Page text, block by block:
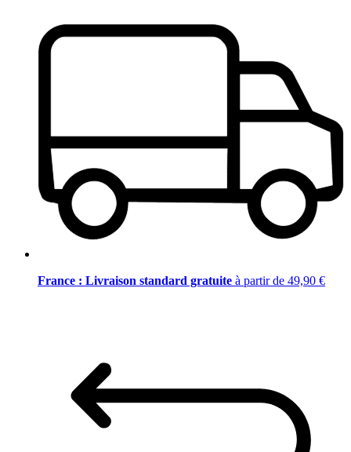
France : Livraison standard gratuite à partir de 49,90 €